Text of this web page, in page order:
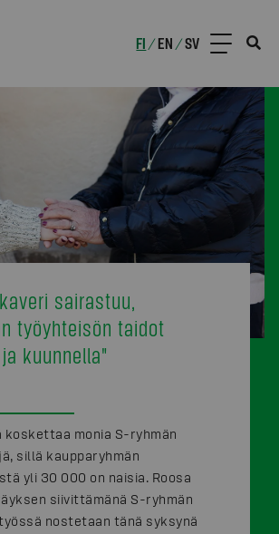
FI /EN /SV
sairastuu,
työyhteisön taidot
kuunnella"
koskettaa monia S-ryhmän
sillä kaupparyhmän
yli 30 000 on naisia. Roosa
siivittämänä S-ryhmän
nostetaan tänä syksynä